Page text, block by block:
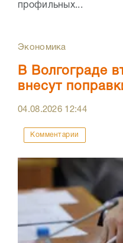
профильных...
Экономика
В Волгограде
внесут
04.08.2026 12:44
Комментарии